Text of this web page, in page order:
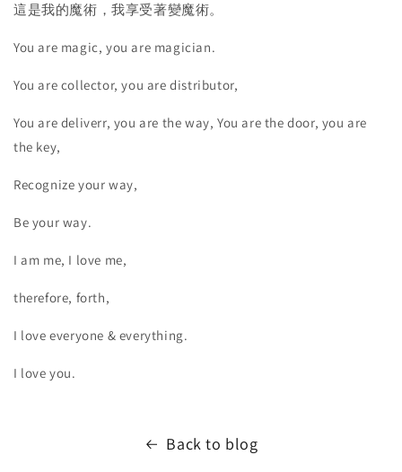
這是我的魔術，我享受著變魔術。
You are magic, you are magician.
You are collector, you are distributor,
You are deliverr, you are the way, You are the door, you are
the key,
Recognize your way,
Be your way.
I am me, I love me,
therefore, forth,
I love everyone & everything.
I love you.
Back to blog